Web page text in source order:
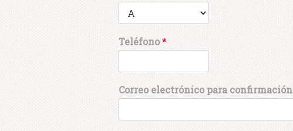
Teléfono*
Correo electrónico para confirmación